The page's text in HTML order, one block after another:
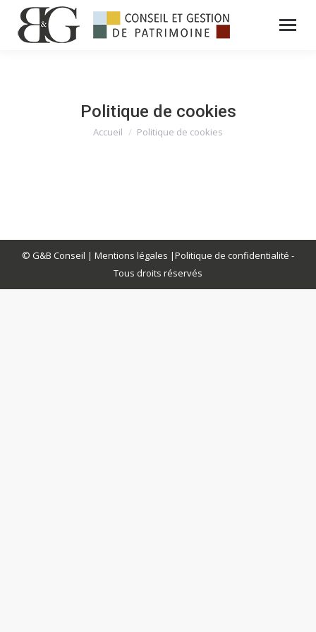
Politique de cookies
Vous êtes ici :
Accueil Politique de cookies
© G&B Conseil | Mentions légales |Politique de confidentialité -
Tous droits réservés